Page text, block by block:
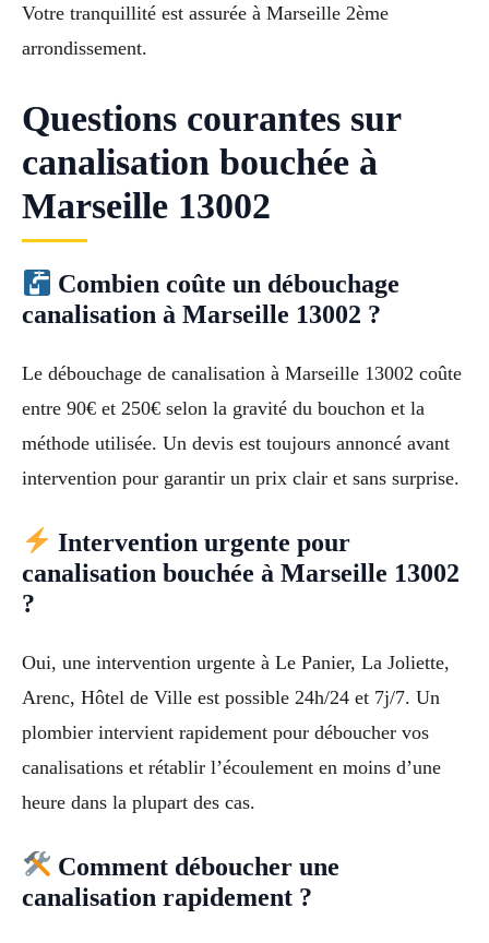
Votre tranquillité est assurée à Marseille 2ème
arrondissement.
Questions courantes sur
canalisation bouchée à
Marseille 13002
Combien coûte un débouchage
canalisation à Marseille 13002 ?
Le débouchage de canalisation à Marseille 13002 coûte
entre 90€ et 250€ selon la gravité du bouchon et la
méthode utilisée. Un devis est toujours annoncé avant
intervention pour garantir un prix clair et sans surprise.
Intervention urgente pour
canalisation bouchée à Marseille 13002
?
Oui, une intervention urgente à Le Panier, La Joliette,
Arenc, Hôtel de Ville est possible 24h/24 et 7j/7. Un
plombier intervient rapidement pour déboucher vos
canalisations et rétablir l’écoulement en moins d’une
heure dans la plupart des cas.
Comment déboucher une
canalisation rapidement ?